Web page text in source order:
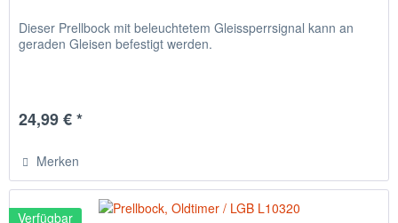
Dieser Prellbock mit beleuchtetem Gleissperrsignal kann an
geraden Gleisen befestigt werden.
24,99 € *
Merken
Verfügbar